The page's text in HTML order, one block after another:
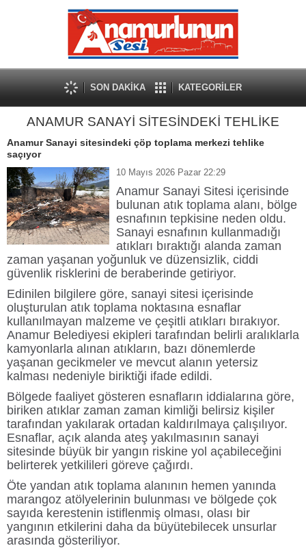
SON DAKİKA KATEGORİLER
ANAMUR SANAYİ SİTESİNDEKİ TEHLİKE
Anamur Sanayi sitesindeki çöp toplama merkezi tehlike
saçıyor
10 Mayıs 2026 Pazar 22:29
Anamur Sanayi Sitesi içerisinde
bulunan atık toplama alanı, bölge
esnafının tepkisine neden oldu.
Sanayi esnafının kullanmadığı
atıkları bıraktığı alanda zaman
zaman yaşanan yoğunluk ve düzensizlik, ciddi
güvenlik risklerini de beraberinde getiriyor.
Edinilen bilgilere göre, sanayi sitesi içerisinde
oluşturulan atık toplama noktasına esnaflar
kullanılmayan malzeme ve çeşitli atıkları bırakıyor.
Anamur Belediyesi ekipleri tarafından belirli aralıklarla
kamyonlarla alınan atıkların, bazı dönemlerde
yaşanan gecikmeler ve mevcut alanın yetersiz
kalması nedeniyle biriktiği ifade edildi.
Bölgede faaliyet gösteren esnafların iddialarına göre,
biriken atıklar zaman zaman kimliği belirsiz kişiler
tarafından yakılarak ortadan kaldırılmaya çalışılıyor.
Esnaflar, açık alanda ateş yakılmasının sanayi
sitesinde büyük bir yangın riskine yol açabileceğini
belirterek yetkilileri göreve çağırdı.
Öte yandan atık toplama alanının hemen yanında
marangoz atölyelerinin bulunması ve bölgede çok
sayıda kerestenin istiflenmiş olması, olası bir
yangının etkilerini daha da büyütebilecek unsurlar
arasında gösteriliyor.